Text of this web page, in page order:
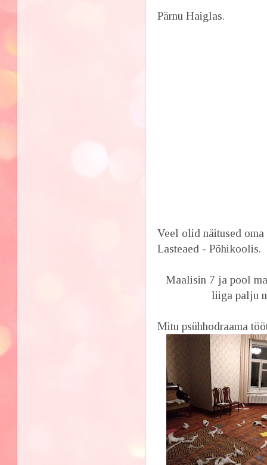
Pärnu Haiglas.
Veel olid näitused
Lasteaed - Põhikoolis.
Maalisin 7 ja pool
liiga palju
Mitu psühhodraama